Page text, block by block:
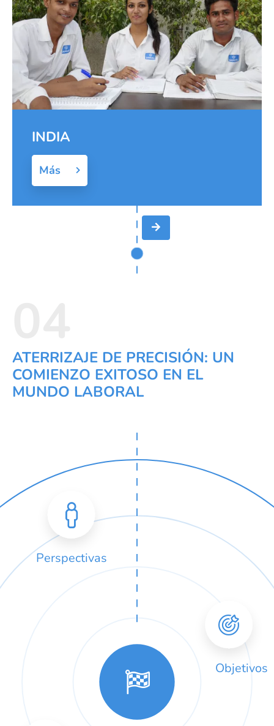
INDIA
Más
ATERRIZAJE DE PRECISIÓN: UN
COMIENZO EXITOSO EN EL
MUNDO LABORAL


Perspectivas

Objetivos
